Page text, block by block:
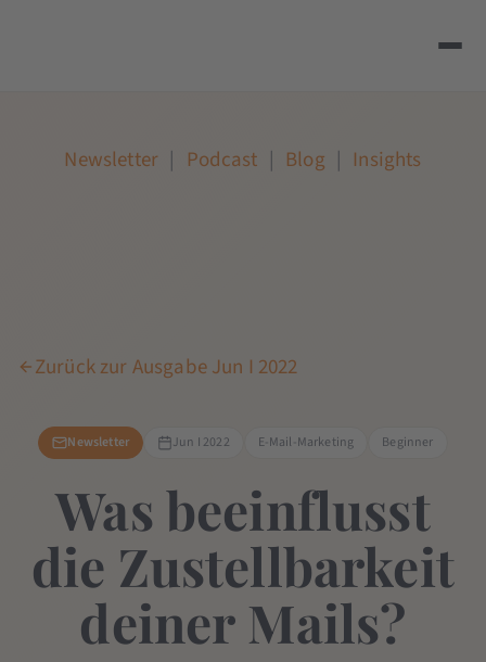
Newsletter | Podcast | Blog | Insights
Zurück zur Ausgabe Jun I 2022
Newsletter Jun I 2022 E-Mail-Marketing Beginner
Was beeinflusst
die Zustellbarkeit
deiner Mails?